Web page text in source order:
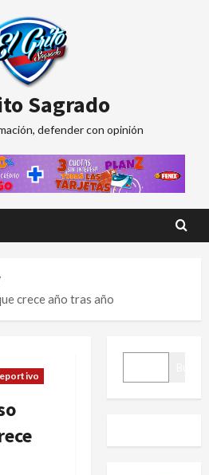
Sagrado
defender con opinión
crece año tras año